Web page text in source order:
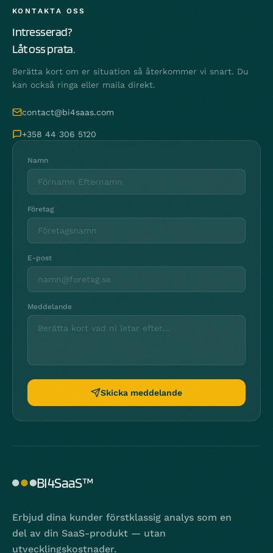
KONTAKTA OSS
Intresserad?
Låt oss prata.
Berätta kort om er situation så återkommer vi snart. Du
kan också ringa eller maila direkt.
contact@bi4saas.com
+358 44 306 5120
Namn
Företag
E-post
Meddelande
Skicka meddelande
BI4SaaS™
Erbjud dina kunder förstklassig analys som en
del av din SaaS-produkt — utan
utvecklingskostnader.